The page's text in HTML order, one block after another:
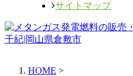
サイトマップ
HOME >